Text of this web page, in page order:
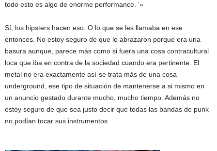
todo esto es algo de enorme performance. ‘»
Sí, los hipsters hacen eso. O lo que se les llamaba en ese
entonces. No estoy seguro de que lo abrazaron porque era una
basura aunque, parece más como si fuera una cosa contracultural
loca que iba en contra de la sociedad cuando era pertinente. El
metal no era exactamente así-se trata más de una cosa
underground, ese tipo de situación de mantenerse a si mismo en
un anuncio gestado durante mucho, mucho tiempo. Además no
estoy seguro de que sea justo decir que todas las bandas de punk
no podían tocar sus instrumentos.